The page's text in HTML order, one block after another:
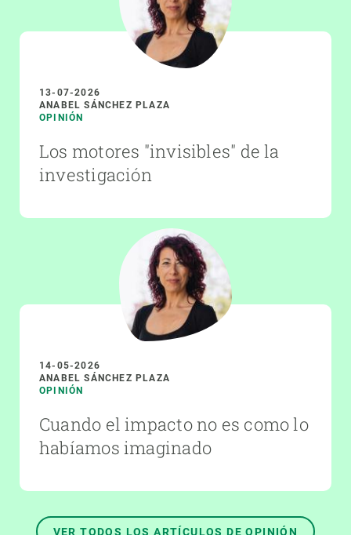
13-07-2026
ANABEL SÁNCHEZ PLAZA
OPINIÓN
Los motores "invisibles" de la
investigación
14-05-2026
ANABEL SÁNCHEZ PLAZA
OPINIÓN
Cuando el impacto no es como lo
habíamos imaginado
VER TODOS LOS ARTÍCULOS DE OPINIÓN